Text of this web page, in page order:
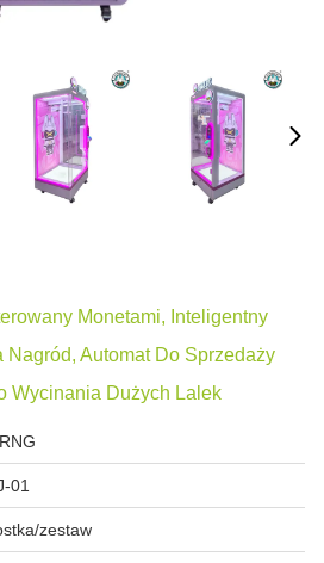
Monetami, Inteligentny
Automat Do Sprzedaży
Wycinania Dużych Lalek
01
zestaw